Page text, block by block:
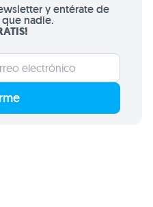
y entérate de
nadie.